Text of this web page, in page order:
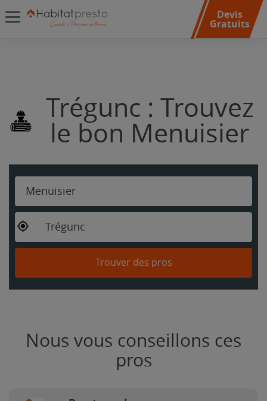
Devis
Gratuits
Trégunc : Trouvez
le bon Menuisier
Menuisier
Trégunc
Trouver des pros
Nous vous conseillons ces
pros